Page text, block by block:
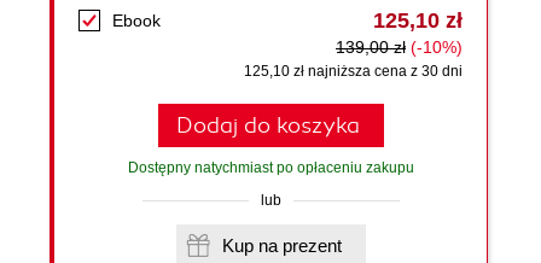
Ebook 125,10 zł
139,00 zł (-10%)
125,10 zł najniższa cena z 30 dni
Dodaj do koszyka
Dostępny natychmiast po opłaceniu zakupu
lub
Kup na prezent